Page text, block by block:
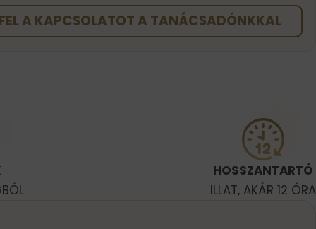
A KAPCSOLATOT A TANÁCSADÓNKKAL
HOSSZANTARTÓ
ILLAT, AKÁR 12 ÓRA